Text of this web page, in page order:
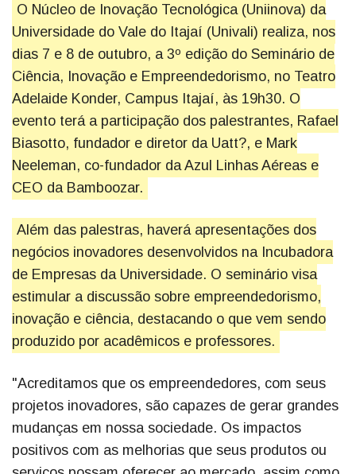
O Núcleo de Inovação Tecnológica (Uniinova) da
Universidade do Vale do Itajaí (Univali) realiza, nos
dias 7 e 8 de outubro, a 3º edição do Seminário de
Ciência, Inovação e Empreendedorismo, no Teatro
Adelaide Konder, Campus Itajaí, às 19h30. O
evento terá a participação dos palestrantes, Rafael
Biasotto, fundador e diretor da Uatt?, e Mark
Neeleman, co-fundador da Azul Linhas Aéreas e
CEO da Bamboozar.
Além das palestras, haverá apresentações dos
negócios inovadores desenvolvidos na Incubadora
de Empresas da Universidade. O seminário visa
estimular a discussão sobre empreendedorismo,
inovação e ciência, destacando o que vem sendo
produzido por acadêmicos e professores.
"Acreditamos que os empreendedores, com seus
projetos inovadores, são capazes de gerar grandes
mudanças em nossa sociedade. Os impactos
positivos com as melhorias que seus produtos ou